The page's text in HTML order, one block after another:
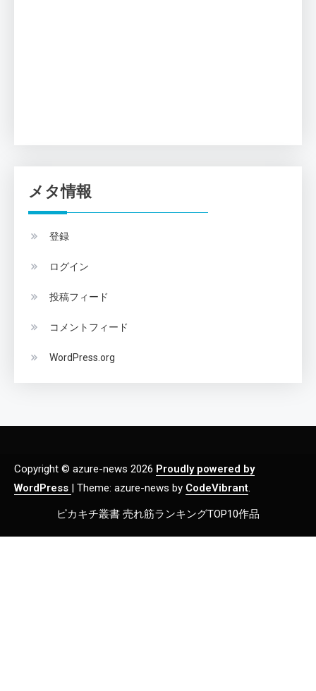
メタ情報
登録
ログイン
投稿フィード
コメントフィード
WordPress.org
Copyright © azure-news 2026 Proudly powered by
WordPress | Theme: azure-news by CodeVibrant.
ピカキチ叢書 売れ筋ランキングTOP10作品